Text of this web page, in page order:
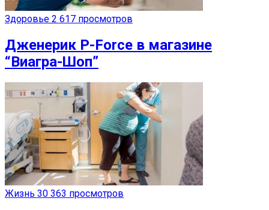
Здоровье 2 617 просмотров
Дженерик P-Force в магазине
“Виагра-Шоп”
Жизнь 30 363 просмотров